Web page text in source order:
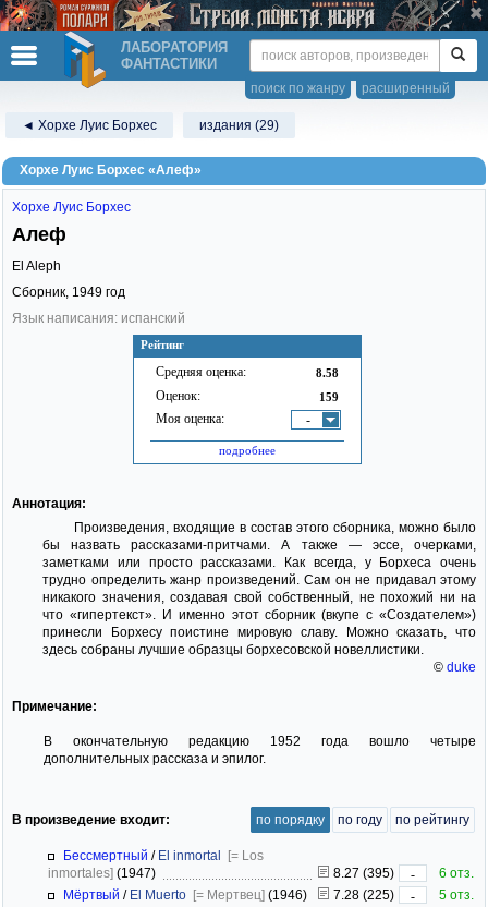
ЛАБОРАТОРИЯ
ФАНТАСТИКИ
расширенный
поиск по жанру
◄ Хорхе Луис Борхес издания (29)
Хорхе Луис Борхес «Алеф»
Рейтинг
Средняя оценка: 8.58
Оценок: 159
Моя оценка: -
подробнее
Хорхе Луис Борхес
Алеф
El Aleph
Сборник, 1949 год
Язык написания: испанский
Аннотация:
Произведения, входящие в состав этого сборника, можно было
бы назвать рассказами-притчами. А также — эссе, очерками,
заметками или просто рассказами. Как всегда, у Борхеса очень
трудно определить жанр произведений. Сам он не придавал этому
никакого значения, создавая свой собственный, не похожий ни на
что «гипертекст». И именно этот сборник (вкупе с «Создателем»)
принесли Борхесу поистине мировую славу. Можно сказать, что
здесь собраны лучшие образцы борхесовской новеллистики.
© duke
Примечание:
В окончательную редакцию 1952 года вошло четыре
дополнительных рассказа и эпилог.
В произведение входит: по порядку по году по рейтингу
Бессмертный / El inmortal [= Los
inmortales] (1947) 8.27 (395) -
6 отз.
Мёртвый / El Muerto [= Мертвец] (1946) 7.28 (225) -
5 отз.